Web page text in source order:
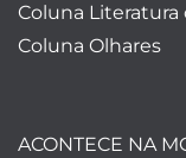
Coluna Literatura
Coluna Olhares
ACONTECE NA